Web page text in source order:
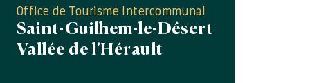
Office de Tourisme Intercommunal
Saint-Guilhem-le-Désert
Vallée de l’Hérault